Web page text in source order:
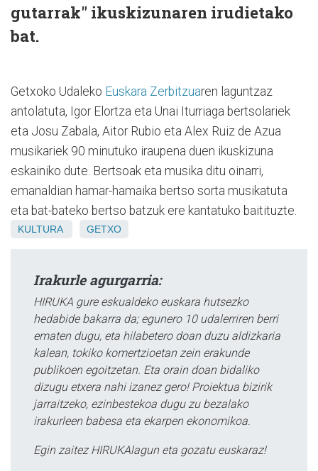
gutarrak" ikuskizunaren irudietako
bat.
Getxoko Udaleko Euskara Zerbitzuaren laguntzaz
antolatuta, Igor Elortza eta Unai Iturriaga bertsolariek
eta Josu Zabala, Aitor Rubio eta Alex Ruiz de Azua
musikariek 90 minutuko iraupena duen ikuskizuna
eskainiko dute. Bertsoak eta musika ditu oinarri,
emanaldian hamar-hamaika bertso sorta musikatuta
eta bat-bateko bertso batzuk ere kantatuko baitituzte.
KULTURA GETXO
Irakurle agurgarria:
HIRUKA gure eskualdeko euskara hutsezko
hedabide bakarra da; egunero 10 udalerriren berri
ematen dugu, eta hilabetero doan duzu aldizkaria
kalean, tokiko komertzioetan zein erakunde
publikoen egoitzetan. Eta orain doan bidaliko
dizugu etxera nahi izanez gero! Proiektua bizirik
jarraitzeko, ezinbestekoa dugu zu bezalako
irakurleen babesa eta ekarpen ekonomikoa.
Egin zaitez HIRUKAlagun eta gozatu euskaraz!